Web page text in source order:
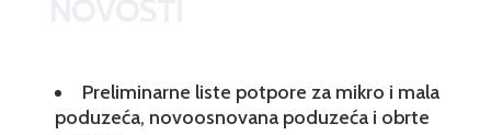
Preliminarne liste potpore za mikro i mala
poduzeća, novoosnovana poduzeća i obrte